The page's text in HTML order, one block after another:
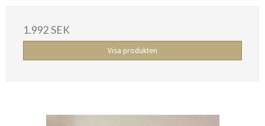
1.992 SEK
Visa produkten